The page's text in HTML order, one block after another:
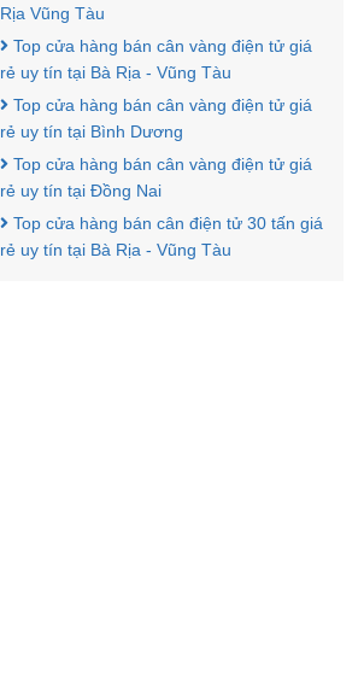
Rịa Vũng Tàu
Top cửa hàng bán cân vàng điện tử giá
rẻ uy tín tại Bà Rịa - Vũng Tàu
Top cửa hàng bán cân vàng điện tử giá
rẻ uy tín tại Bình Dương
Top cửa hàng bán cân vàng điện tử giá
rẻ uy tín tại Đồng Nai
Top cửa hàng bán cân điện tử 30 tấn giá
rẻ uy tín tại Bà Rịa - Vũng Tàu